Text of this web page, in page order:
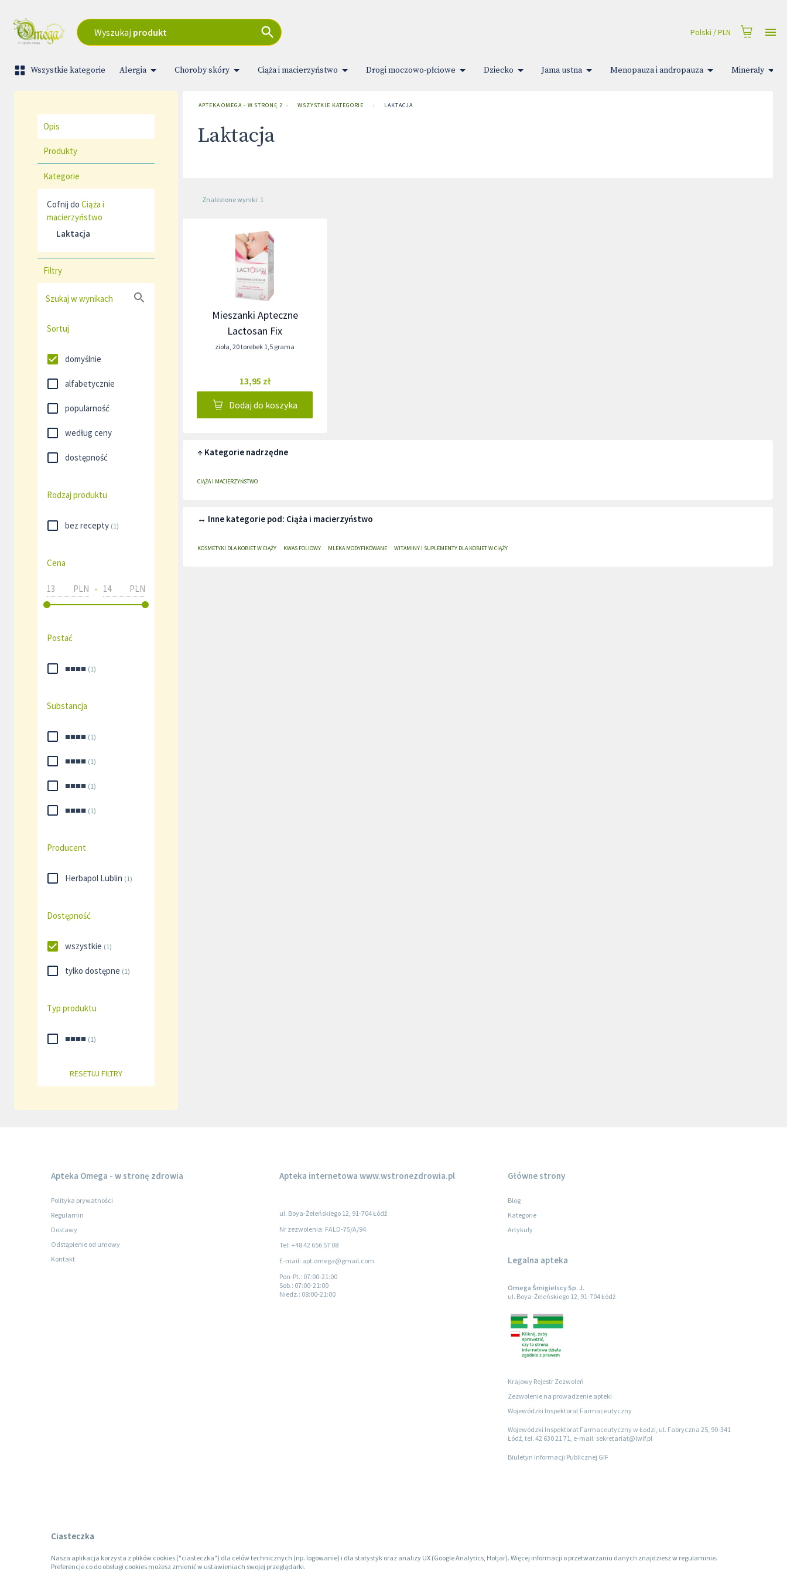
Wyszukaj produkt Polski /PLN
Wszystkie kategorie Alergia Choroby skóry Ciąża i macierzyństwo Drogi moczowo-płciowe Dziecko Jama ustna Menopauza i andropauza Minerały
Opis
Produkty
Kategorie
Cofnij do Ciąża i
macierzyństwo
Laktacja
Filtry
Szukaj w wynikach
Sortuj
domyślnie
alfabetycznie
popularność
według ceny
dostępność
Rodzaj produktu
bez recepty (1)
Cena
PLN - PLN
Postać
■■■■ (1)
Substancja
■■■■ (1)
■■■■ (1)
■■■■ (1)
■■■■ (1)
Producent
Herbapol Lublin (1)
Dostępność
wszystkie (1)
tylko dostępne (1)
Typ produktu
■■■■ (1)
RESETUJ FILTRY
APTEKA OMEGA - W STRONĘ ZDROWIA
› WSZYSTKIE KATEGORIE › LAKTACJA
Laktacja
Znalezione wyniki: 1
Mieszanki Apteczne
Lactosan Fix
zioła, 20 torebek 1,5 grama
13,95 zł
Dodaj do koszyka
↑ Kategorie nadrzędne
CIĄŻA I MACIERZYŃSTWO
↔ Inne kategorie pod: Ciąża i macierzyństwo
KOSMETYKI DLA KOBIET W CIĄŻY KWAS FOLIOWY MLEKA MODYFIKOWANE WITAMINY I SUPLEMENTY DLA KOBIET W CIĄŻY
Apteka Omega - w stronę zdrowia
Polityka prywatności
Regulamin
Dostawy
Odstąpienie od umowy
Kontakt
Apteka internetowa www.wstronezdrowia.pl
ul. Boya-Żeleńskiego 12, 91-704 Łódź
Nr zezwolenia: FALD-75/A/94
Tel: +48 42 656 57 08
E-mail: apt.omega@gmail.com
Pon-Pt.: 07:00-21:00
Sob.: 07:00-21:00
Niedz.: 08:00-21:00
Główne strony
Blog
Kategorie
Artykuły
Legalna apteka
Omega Śmigielscy Sp. J.
ul. Boya-Żeleńskiego 12, 91-704 Łódź
Krajowy Rejestr Zezwoleń
Zezwolenie na prowadzenie apteki
Wojewódzki Inspektorat Farmaceutyczny
Wojewódzki Inspektorat Farmaceutyczny w Łodzi, ul. Fabryczna 25, 90-341
Łódź, tel. 42 630 21 71, e-mail: sekretariat@lwif.pl
Biuletyn Informacji Publicznej GIF
Ciasteczka
Nasza aplikacja korzysta z plików cookies ("ciasteczka") dla celów technicznych (np. logowanie) i dla statystyk oraz analizy UX (Google Analytics, Hotjar). Więcej informacji o przetwarzaniu danych znajdziesz w regulaminie.
Preferencje co do obsługi cookies możesz zmienić w ustawieniach swojej przeglądarki.